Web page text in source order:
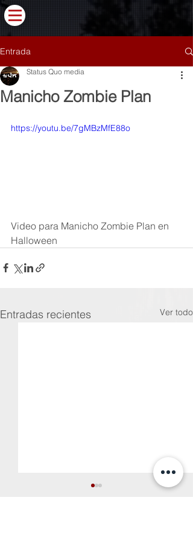
Entrada
Manicho Zombie Plan
Status Quo media
https://youtu.be/7gMBzMfE88o
Video para Manicho Zombie Plan en
Halloween
Entradas recientes Ver todo